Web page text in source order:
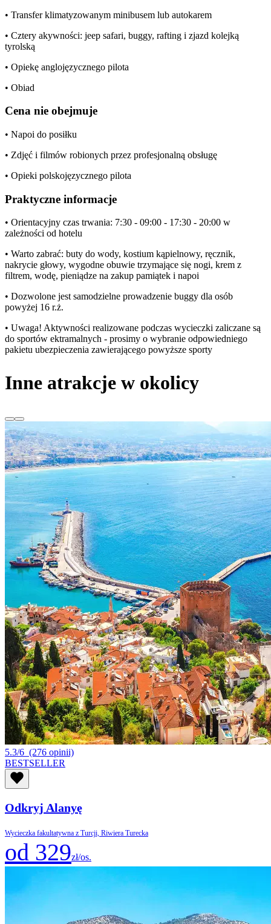
• Transfer klimatyzowanym minibusem lub autokarem
• Cztery akywności: jeep safari, buggy, rafting i zjazd kolejką
tyrolską
• Opiekę anglojęzycznego pilota
• Obiad
Cena nie obejmuje
• Napoi do posiłku
• Zdjęć i filmów robionych przez profesjonalną obsługę
• Opieki polskojęzycznego pilota
Praktyczne informacje
• Orientacyjny czas trwania: 7:30 - 09:00 - 17:30 - 20:00 w
zależności od hotelu
• Warto zabrać: buty do wody, kostium kąpielnowy, ręcznik,
nakrycie głowy, wygodne obuwie trzymające się nogi, krem z
filtrem, wodę, pieniądze na zakup pamiątek i napoi
• Dozwolone jest samodzielne prowadzenie buggy dla osób
powyżej 16 r.ż.
• Uwaga! Aktywności realizowane podczas wycieczki zaliczane są
do sportów ektramalnych - prosimy o wybranie odpowiedniego
pakietu ubezpieczenia zawierającego powyższe sporty
Inne atrakcje w okolicy
5.3/6 (276 opinii)
BESTSELLER
Odkryj Alanyę
Wycieczka fakultatywna z Turcji, Riwiera Turecka
od 329zł/os.